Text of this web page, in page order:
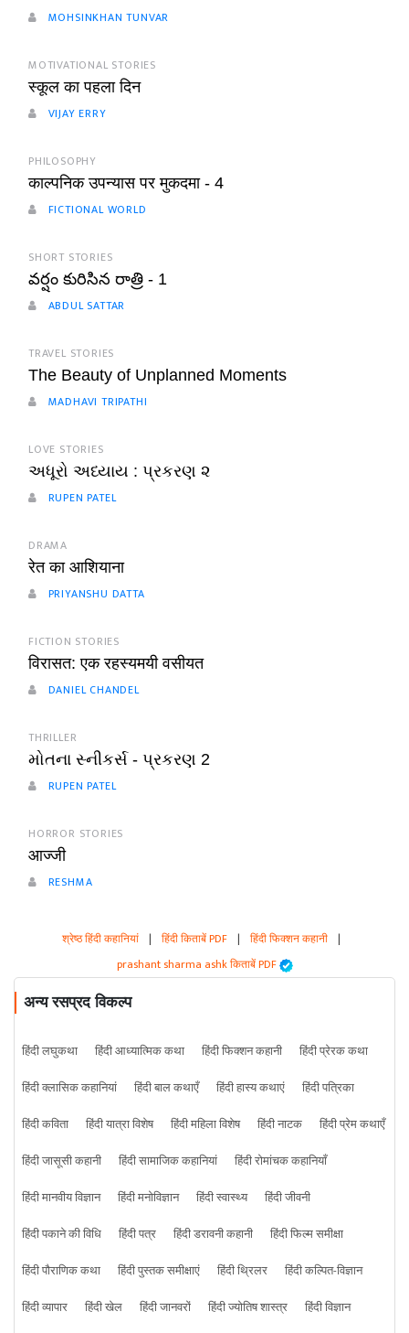
MOHSINKHAN TUNVAR
MOTIVATIONAL STORIES
स्कूल का पहला दिन
VIJAY ERRY
PHILOSOPHY
काल्पनिक उपन्यास पर मुकदमा - 4
FICTIONAL WORLD
SHORT STORIES
వర్షం కురిసిన రాత్రి - 1
ABDUL SATTAR
TRAVEL STORIES
The Beauty of Unplanned Moments
MADHAVI TRIPATHI
LOVE STORIES
અધૂરો અધ્યાય : પ્રકરણ ૨
RUPEN PATEL
DRAMA
रेत का आशियाना
PRIYANSHU DATTA
FICTION STORIES
विरासत: एक रहस्यमयी वसीयत
DANIEL CHANDEL
THRILLER
મોતના સ્નીકર્સ - પ્રકરણ 2
RUPEN PATEL
HORROR STORIES
आज्जी
RESHMA
श्रेष्ठ हिंदी कहानियां | हिंदी किताबें PDF | हिंदी फिक्शन कहानी |
prashant sharma ashk किताबें PDF
अन्य रसप्रद विकल्प
हिंदी लघुकथा हिंदी आध्यात्मिक कथा हिंदी फिक्शन कहानी
हिंदी प्रेरक कथा
हिंदी क्लासिक कहानियां
हिंदी बाल कथाएँ हिंदी हास्य कथाएं
हिंदी पत्रिका
हिंदी कविता
हिंदी यात्रा विशेष हिंदी महिला विशेष हिंदी नाटक
हिंदी प्रेम कथाएँ
हिंदी जासूसी कहानी
हिंदी सामाजिक कहानियां
हिंदी रोमांचक कहानियाँ
हिंदी मानवीय विज्ञान
हिंदी मनोविज्ञान हिंदी स्वास्थ्य
हिंदी जीवनी
हिंदी पकाने की विधि
हिंदी पत्र हिंदी डरावनी कहानी
हिंदी फिल्म समीक्षा
हिंदी पौराणिक कथा
हिंदी पुस्तक समीक्षाएं हिंदी थ्रिलर
हिंदी कल्पित-विज्ञान
हिंदी व्यापार
हिंदी खेल हिंदी जानवरों हिंदी ज्योतिष शास्त्र
हिंदी विज्ञान